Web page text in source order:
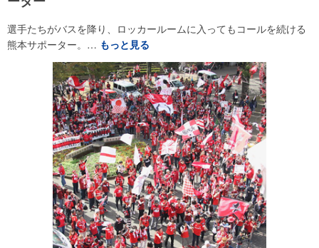
選手たちがバスを降り、ロッカールームに入ってもコールを続ける
熊本サポーター。… もっと見る